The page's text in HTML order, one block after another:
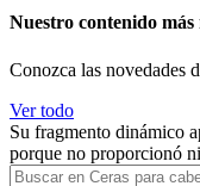
Nuestro contenido más
Conozca las novedades
Ver todo
Su fragmento dinámico
porque no proporcionó